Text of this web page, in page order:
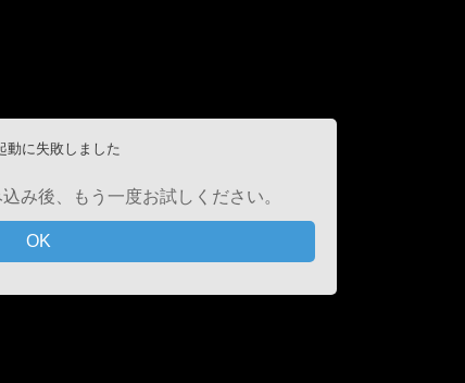
動に失敗しました
み後、もう一度お試しください。
OK